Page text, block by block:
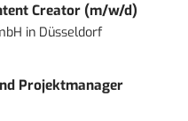
Creator (m/w/d)
in Düsseldorf
Projektmanager